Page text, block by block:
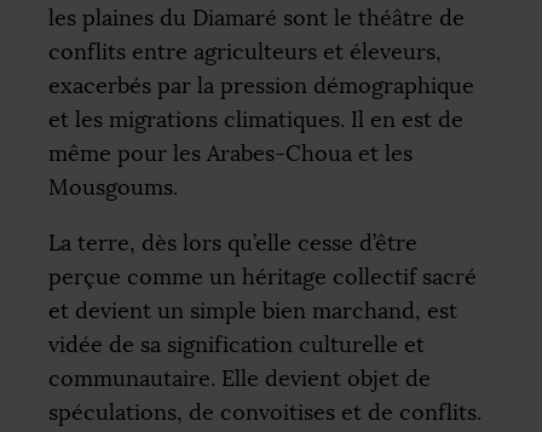
les plaines du Diamaré sont le théâtre de
conflits entre agriculteurs et éleveurs,
exacerbés par la pression démographique
et les migrations climatiques. Il en est de
même pour les Arabes-Choua et les
Mousgoums.
La terre, dès lors qu’elle cesse d’être
perçue comme un héritage collectif sacré
et devient un simple bien marchand, est
vidée de sa signification culturelle et
communautaire. Elle devient objet de
spéculations, de convoitises et de conflits.